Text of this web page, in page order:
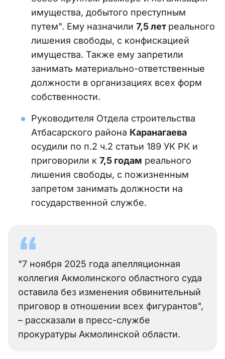
имущества, добытого преступным
путем". Ему назначили 7,5 лет реального
лишения свободы, с конфискацией
имущества. Также ему запретили
занимать материально-ответственные
должности в организациях всех форм
собственности.
Руководителя Отдела строительства
Атбасарского района Каранагаева
осудили по п.2 ч.2 статьи 189 УК РК и
приговорили к 7,5 годам реального
лишения свободы, с пожизненным
запретом занимать должности на
государственной службе.
"7 ноября 2025 года апелляционная
коллегия Акмолинского областного суда
оставила без изменения обвинительный
приговор в отношении всех фигурантов",
– рассказали в пресс-службе
прокуратуры Акмолинской области.